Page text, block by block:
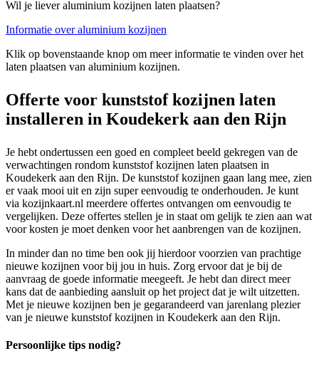
Wil je liever aluminium kozijnen laten plaatsen?
Informatie over aluminium kozijnen
Klik op bovenstaande knop om meer informatie te vinden over het
laten plaatsen van aluminium kozijnen.
Offerte voor kunststof kozijnen laten
installeren in Koudekerk aan den Rijn
Je hebt ondertussen een goed en compleet beeld gekregen van de
verwachtingen rondom kunststof kozijnen laten plaatsen in
Koudekerk aan den Rijn. De kunststof kozijnen gaan lang mee, zien
er vaak mooi uit en zijn super eenvoudig te onderhouden. Je kunt
via kozijnkaart.nl meerdere offertes ontvangen om eenvoudig te
vergelijken. Deze offertes stellen je in staat om gelijk te zien aan wat
voor kosten je moet denken voor het aanbrengen van de kozijnen.
In minder dan no time ben ook jij hierdoor voorzien van prachtige
nieuwe kozijnen voor bij jou in huis. Zorg ervoor dat je bij de
aanvraag de goede informatie meegeeft. Je hebt dan direct meer
kans dat de aanbieding aansluit op het project dat je wilt uitzetten.
Met je nieuwe kozijnen ben je gegarandeerd van jarenlang plezier
van je nieuwe kunststof kozijnen in Koudekerk aan den Rijn.
Persoonlijke tips nodig?